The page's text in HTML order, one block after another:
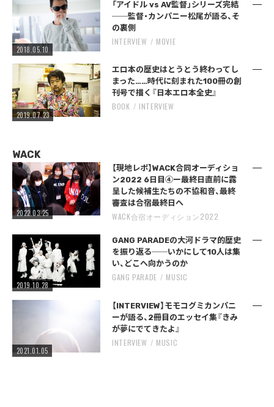
2018.05.10
「アイドル vs AV監督」シリーズ完結
──監督・カンパニー松尾が語る、そ
の裏側
INTERVIEW MOVIE
2019.07.23
エロ本の歴史はとうとう終わってし
まった……時代に刻まれた100冊の創
刊号で描く『日本エロ本全史』
BOOK INTERVIEW
WACK
2022.03.25
【現地レポ】WACK合同オーディショ
ン2022 6日目④ー最終日直前に露
呈した候補生たちの不協和音、最終
審査は合宿最終日へ
WACK合宿オーディション2022
2019.10.28
GANG PARADEの大河ドラマ的歴史
を振り返る──いかにして10人は集
い、どこへ向かうのか
GANG PARADE MUSIC
2021.01.05
【INTERVIEW】モモコグミカンパニ
ーが語る、2冊目のエッセイ集『きみ
が夢にでてきたよ』
INTERVIEW MUSIC